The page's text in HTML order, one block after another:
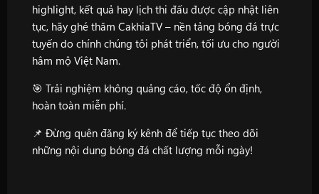
highlight, kết quả hay lịch thi đấu được cập nhật liên
tục, hãy ghé thăm CakhiaTV – nền tảng bóng đá trực
tuyến do chính chúng tôi phát triển, tối ưu cho người
hâm mộ Việt Nam.
🎯 Trải nghiệm không quảng cáo, tốc độ ổn định,
hoàn toàn miễn phí.
📌 Đừng quên đăng ký kênh để tiếp tục theo dõi
những nội dung bóng đá chất lượng mỗi ngày!